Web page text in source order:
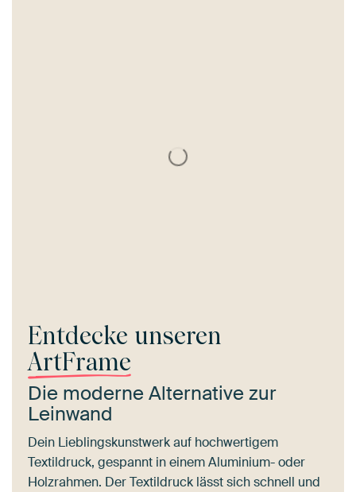
Entdecke unseren
ArtFrame
Die moderne Alternative zur
Leinwand
Dein Lieblingskunstwerk auf hochwertigem
Textildruck, gespannt in einem Aluminium- oder
Holzrahmen. Der Textildruck lässt sich schnell und